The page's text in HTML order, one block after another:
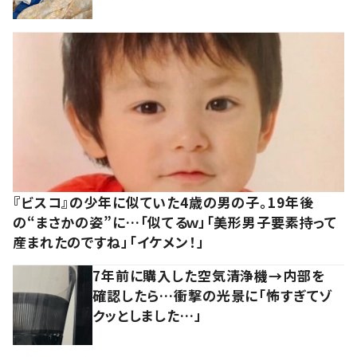
『ビスコ』の少年に似ていた4歳の男の子。19年後
の“まさかの姿”に…「似てるｗ」「美形男子要素持って
産まれたのですね」「イケメン！」
7年前に購入した空気清浄機→内部を
確認したら…衝撃の光景に「怖すぎてゾ
クッとしました…」